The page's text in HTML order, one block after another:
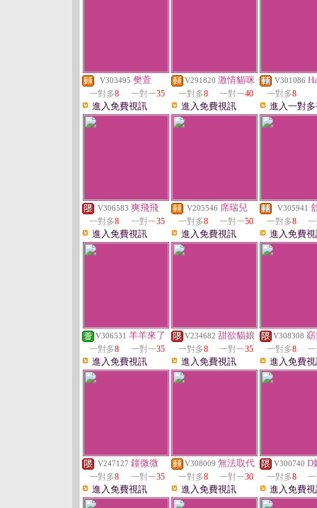
V303495 樊萱
一對多8 一對一35
進入免費視訊
V291820 激情貓咪
一對多8 一對一40
進入免費視訊
V301086
一對多8
進入一對
V306583 爽飛飛
一對多8 一對一35
進入免費視訊
V205546 席瑞兒
一對多8 一對一50
進入免費視訊
V305941
一對多8
進入免費
V306531 羊羊來了
一對多8 一對一35
進入免費視訊
V234682 甜欲貓娘
一對多8 一對一35
進入免費視訊
V308308
一對多8
進入免費
V247127 鐘微微
一對多8 一對一35
進入免費視訊
V308009 無法取代
一對多8 一對一30
進入免費視訊
V300740 D
一對多8
進入免費